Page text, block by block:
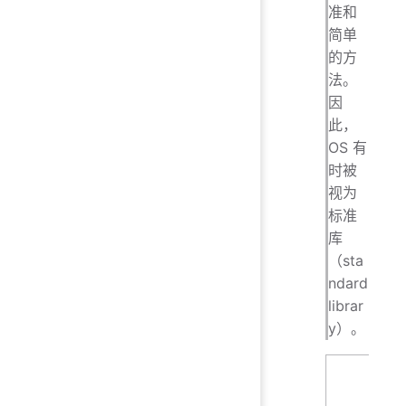
准和
简单
的方
法。
因
此，
OS 有
时被
视为
标准
库
（sta
ndard
librar
y）。